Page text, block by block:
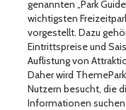
genannten „Park
wichtigsten
vorgestellt. Dazu
Eintrittspreise und
Auflistung von
Daher wird
Nutzern besucht, die
Informationen suchen.